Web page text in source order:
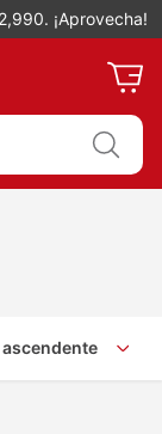
¡Aprovecha!